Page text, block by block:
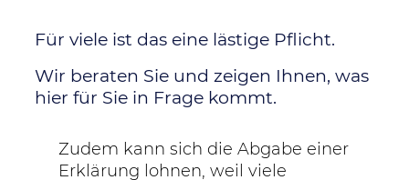
Für viele ist das eine lästige Pflicht.
Wir beraten Sie und zeigen Ihnen, was
hier für Sie in Frage kommt.
Zudem kann sich die Abgabe einer
Erklärung lohnen, weil viele